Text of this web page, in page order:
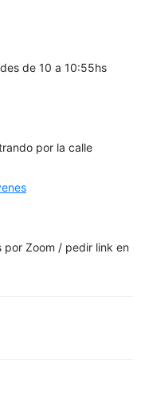
de 10 a 10:55hs
por la calle
por Zoom / pedir link en